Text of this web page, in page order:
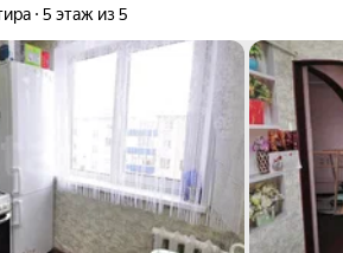
5 этаж из 5